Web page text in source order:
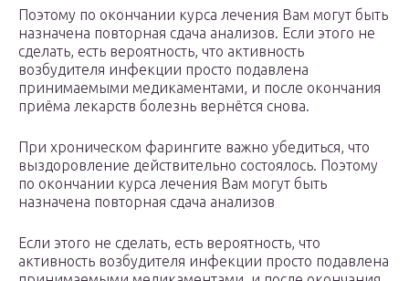
Поэтому по окончании курса лечения Вам могут быть
назначена повторная сдача анализов. Если этого не
сделать, есть вероятность, что активность
возбудителя инфекции просто подавлена
принимаемыми медикаментами, и после окончания
приёма лекарств болезнь вернётся снова.
При хроническом фарингите важно убедиться, что
выздоровление действительно состоялось. Поэтому
по окончании курса лечения Вам могут быть
назначена повторная сдача анализов
Если этого не сделать, есть вероятность, что
активность возбудителя инфекции просто подавлена